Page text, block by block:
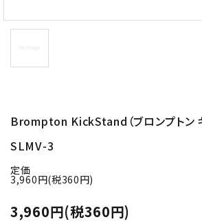
Brompton KickStand（ブロンプトン キ
SLMV-3
定価
3,960円(税360円)
3,960円(税360円)